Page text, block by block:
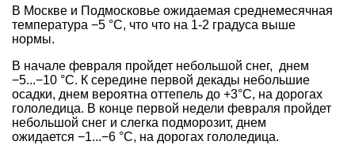
В Москве и Подмосковье ожидаемая среднемесячная
температура −5 °С, что что на 1-2 градуса выше
нормы.
В начале февраля пройдет небольшой снег, днем
−5...−10 °С. К середине первой декады небольшие
осадки, днем вероятна оттепель до +3°С, на дорогах
гололедица. В конце первой недели февраля пройдет
небольшой снег и слегка подморозит, днем
ожидается −1...−6 °С, на дорогах гололедица.